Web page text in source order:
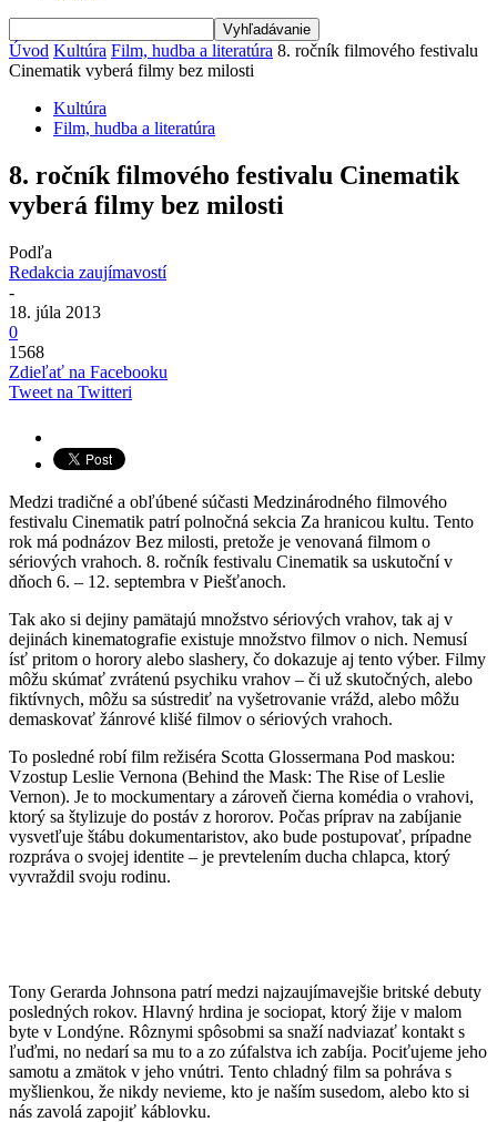
Úvod Kultúra Film, hudba a literatúra 8. ročník filmového festivalu
Cinematik vyberá filmy bez milosti
Kultúra
Film, hudba a literatúra
8. ročník filmového festivalu Cinematik
vyberá filmy bez milosti
Podľa
Redakcia zaujímavostí
-
18. júla 2013
0
1568
Zdieľať na Facebooku
Tweet na Twitteri
Medzi tradičné a obľúbené súčasti Medzinárodného filmového
festivalu Cinematik patrí polnočná sekcia Za hranicou kultu. Tento
rok má podnázov Bez milosti, pretože je venovaná filmom o
sériových vrahoch. 8. ročník festivalu Cinematik sa uskutoční v
dňoch 6. – 12. septembra v Piešťanoch.
Tak ako si dejiny pamätajú množstvo sériových vrahov, tak aj v
dejinách kinematografie existuje množstvo filmov o nich. Nemusí
ísť pritom o horory alebo slashery, čo dokazuje aj tento výber. Filmy
môžu skúmať zvrátenú psychiku vrahov – či už skutočných, alebo
fiktívnych, môžu sa sústrediť na vyšetrovanie vrážd, alebo môžu
demaskovať žánrové klišé filmov o sériových vrahoch.
To posledné robí film režiséra Scotta Glossermana Pod maskou:
Vzostup Leslie Vernona (Behind the Mask: The Rise of Leslie
Vernon). Je to mockumentary a zároveň čierna komédia o vrahovi,
ktorý sa štylizuje do postáv z hororov. Počas príprav na zabíjanie
vysvetľuje štábu dokumentaristov, ako bude postupovať, prípadne
rozpráva o svojej identite – je prevtelením ducha chlapca, ktorý
vyvraždil svoju rodinu.
Tony Gerarda Johnsona patrí medzi najzaujímavejšie britské debuty
posledných rokov. Hlavný hrdina je sociopat, ktorý žije v malom
byte v Londýne. Rôznymi spôsobmi sa snaží nadviazať kontakt s
ľuďmi, no nedarí sa mu to a zo zúfalstva ich zabíja. Pociťujeme jeho
samotu a zmätok v jeho vnútri. Tento chladný film sa pohráva s
myšlienkou, že nikdy nevieme, kto je naším susedom, alebo kto si
nás zavolá zapojiť káblovku.